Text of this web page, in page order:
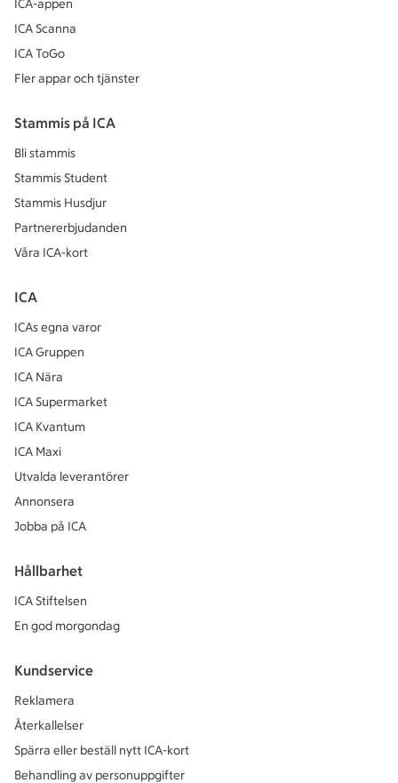
ICA-appen
ICA Scanna
ICA ToGo
Fler appar och tjänster
Stammis på ICA
Bli stammis
Stammis Student
Stammis Husdjur
Partnererbjudanden
Våra ICA-kort
ICA
ICAs egna varor
ICA Gruppen
ICA Nära
ICA Supermarket
ICA Kvantum
ICA Maxi
Utvalda leverantörer
Annonsera
Jobba på ICA
Hållbarhet
ICA Stiftelsen
En god morgondag
Kundservice
Reklamera
Återkallelser
Spärra eller beställ nytt ICA-kort
Behandling av personuppgifter